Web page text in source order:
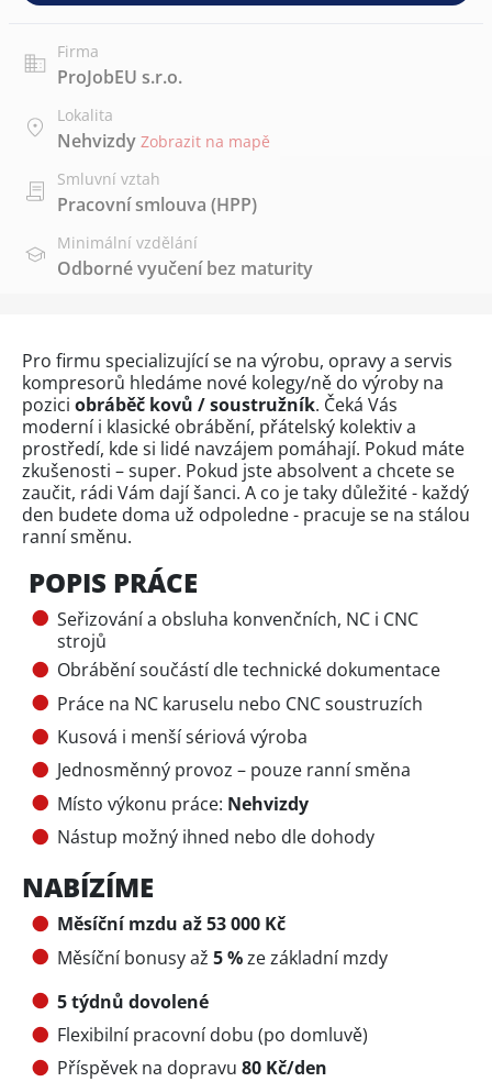
Firma
ProJobEU s.r.o.
Lokalita
Nehvizdy Zobrazit na mapě
Smluvní vztah
Pracovní smlouva (HPP)
Minimální vzdělání
Odborné vyučení bez maturity
Pro firmu specializující se na výrobu, opravy a servis
kompresorů hledáme nové kolegy/ně do výroby na
pozici obráběč kovů / soustružník. Čeká Vás
moderní i klasické obrábění, přátelský kolektiv a
prostředí, kde si lidé navzájem pomáhají. Pokud máte
zkušenosti – super. Pokud jste absolvent a chcete se
zaučit, rádi Vám dají šanci. A co je taky důležité - každý
den budete doma už odpoledne - pracuje se na stálou
ranní směnu.
POPIS PRÁCE
Seřizování a obsluha konvenčních, NC i CNC
strojů
Obrábění součástí dle technické dokumentace
Práce na NC karuselu nebo CNC soustruzích
Kusová i menší sériová výroba
Jednosměnný provoz – pouze ranní směna
Místo výkonu práce: Nehvizdy
Nástup možný ihned nebo dle dohody
NABÍZÍME
Měsíční mzdu až 53 000 Kč
Měsíční bonusy až 5 %ze základní mzdy
5 týdnů dovolené
Flexibilní pracovní dobu (po domluvě)
Příspěvek na dopravu 80 Kč/den